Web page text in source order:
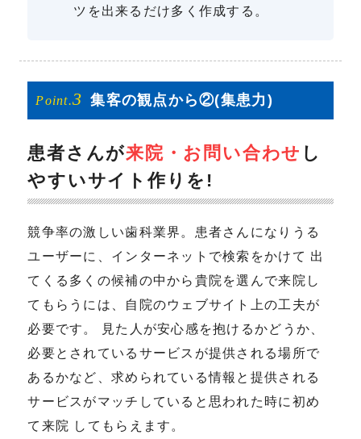
ツを出来るだけ多く作成する。
Point.3 集客の観点から②(集患力)
患者さんが来院・お問い合わせ し
やすいサイト作りを!
競争率の激しい歯科業界。患者さんになりうる
ユーザーに、インターネットで検索をかけて 出
てくる多くの候補の中から貴院を選んで来院し
てもらうには、自院のウェブサイト上の工夫が
必要です。 見た人が安心感を抱けるかどうか、
必要とされているサービスが提供される場所で
あるかなど、求められている情報と提供される
サービスがマッチしていると思われた時に初め
て来院 してもらえます。